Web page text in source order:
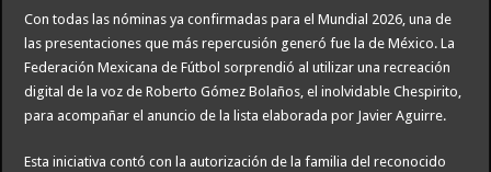
Con todas las nóminas ya confirmadas para el Mundial 2026, una de
las presentaciones que más repercusión generó fue la de México. La
Federación Mexicana de Fútbol sorprendió al utilizar una recreación
digital de la voz de Roberto Gómez Bolaños, el inolvidable Chespirito,
para acompañar el anuncio de la lista elaborada por Javier Aguirre.
Esta iniciativa contó con la autorización de la familia del reconocido